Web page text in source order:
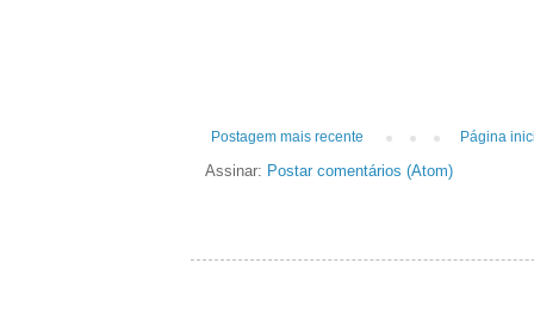
Postagem mais recente Página
Assinar: Postar comentários (Atom)